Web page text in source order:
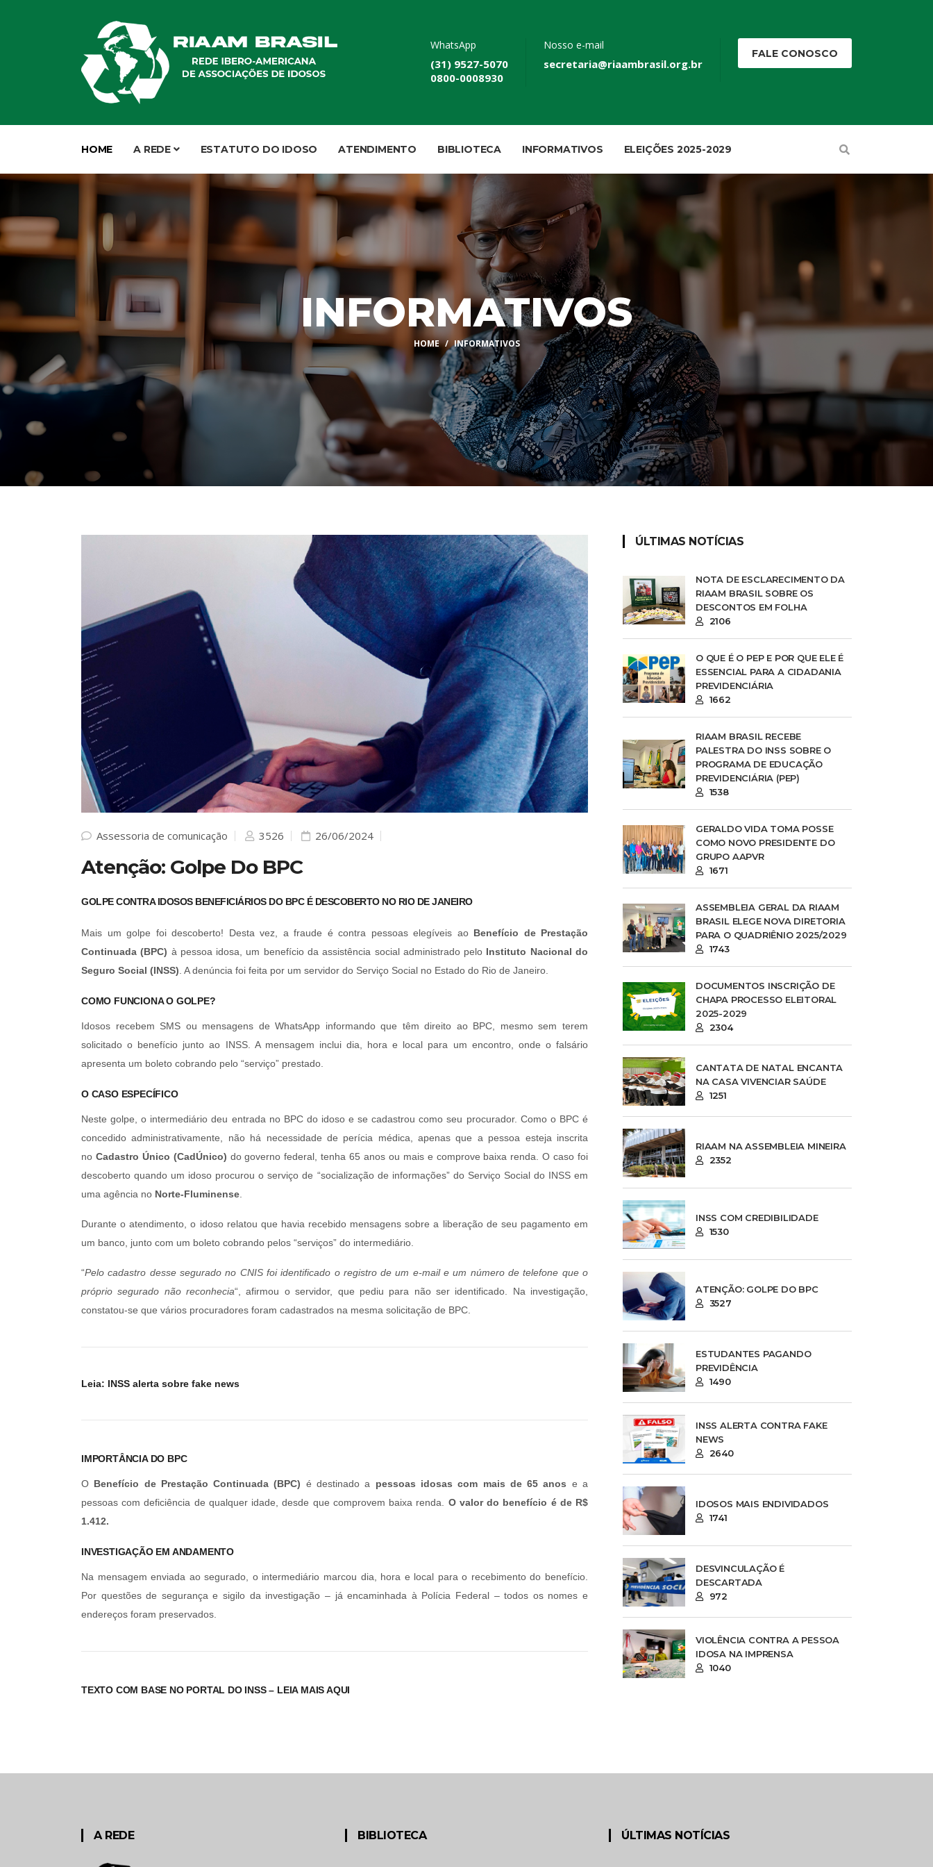
WhatsApp
(31) 9527-5070
0800-0008930
Nosso e-mail
secretaria@riaambrasil.org.br
FALE CONOSCO
HOME A REDE ESTATUTO DO IDOSO ATENDIMENTO BIBLIOTECA INFORMATIVOS ELEIÇÕES 2025-2029
INFORMATIVOS
HOME INFORMATIVOS
Assessoria de comunicação 3526 26/06/2024
Atenção: Golpe Do BPC
GOLPE CONTRA IDOSOS BENEFICIÁRIOS DO BPC É DESCOBERTO NO RIO DE JANEIRO
Mais um golpe foi descoberto! Desta vez, a fraude é contra pessoas elegíveis ao Benefício de Prestação
Continuada (BPC) à pessoa idosa, um benefício da assistência social administrado pelo Instituto Nacional do
Seguro Social (INSS) . A denúncia foi feita por um servidor do Serviço Social no Estado do Rio de Janeiro.
COMO FUNCIONA O GOLPE?
Idosos recebem SMS ou mensagens de WhatsApp informando que têm direito ao BPC, mesmo sem terem
solicitado o benefício junto ao INSS. A mensagem inclui dia, hora e local para um encontro, onde o falsário
apresenta um boleto cobrando pelo “serviço” prestado.
O CASO ESPECÍFICO
Neste golpe, o intermediário deu entrada no BPC do idoso e se cadastrou como seu procurador. Como o BPC é
concedido administrativamente, não há necessidade de perícia médica, apenas que a pessoa esteja inscrita
no Cadastro Único (CadÚnico) do governo federal, tenha 65 anos ou mais e comprove baixa renda. O caso foi
descoberto quando um idoso procurou o serviço de “socialização de informações” do Serviço Social do INSS em
uma agência no Norte-Fluminense
Durante o atendimento, o idoso relatou que havia recebido mensagens sobre a liberação de seu pagamento em
um banco, junto com um boleto cobrando pelos “serviços” do intermediário.
“Pelo cadastro desse segurado no CNIS foi identificado o registro de um e-mail e um número de telefone que o
próprio segurado não reconhecia“, afirmou o servidor, que pediu para não ser identificado. Na investigação,
constatou-se que vários procuradores foram cadastrados na mesma solicitação de BPC.
Leia: INSS alerta sobre fake news
IMPORTÂNCIA DO BPC
O Benefício de Prestação Continuada (BPC) é destinado a pessoas idosas com mais de 65 anos e a
pessoas com deficiência de qualquer idade, desde que comprovem baixa renda. O valor do benefício é de R$
1.412.
INVESTIGAÇÃO EM ANDAMENTO
Na mensagem enviada ao segurado, o intermediário marcou dia, hora e local para o recebimento do benefício.
Por questões de segurança e sigilo da investigação – já encaminhada à Polícia Federal – todos os nomes e
endereços foram preservados.
TEXTO COM BASE NO PORTAL DO INSS – LEIA MAIS AQUI
ÚLTIMAS NOTÍCIAS
NOTA DE ESCLARECIMENTO DA
RIAAM BRASIL SOBRE OS
DESCONTOS EM FOLHA
2106
O QUE É O PEP E POR QUE ELE É
ESSENCIAL PARA A CIDADANIA
PREVIDENCIÁRIA
1662
RIAAM BRASIL RECEBE
PALESTRA DO INSS SOBRE O
PROGRAMA DE EDUCAÇÃO
PREVIDENCIÁRIA (PEP)
1538
GERALDO VIDA TOMA POSSE
COMO NOVO PRESIDENTE DO
GRUPO AAPVR
1671
ASSEMBLEIA GERAL DA RIAAM
BRASIL ELEGE NOVA DIRETORIA
PARA O QUADRIÊNIO 2025/2029
1743
DOCUMENTOS INSCRIÇÃO DE
CHAPA PROCESSO ELEITORAL
2025-2029
2304
CANTATA DE NATAL ENCANTA
NA CASA VIVENCIAR SAÚDE
1251
RIAAM NA ASSEMBLEIA MINEIRA
2352
INSS COM CREDIBILIDADE
1530
ATENÇÃO: GOLPE DO BPC
3527
ESTUDANTES PAGANDO
PREVIDÊNCIA
1490
INSS ALERTA CONTRA FAKE
NEWS
2640
IDOSOS MAIS ENDIVIDADOS
1741
DESVINCULAÇÃO É
DESCARTADA
972
VIOLÊNCIA CONTRA A PESSOA
IDOSA NA IMPRENSA
1040
A REDE BIBLIOTECA ÚLTIMAS NOTÍCIAS